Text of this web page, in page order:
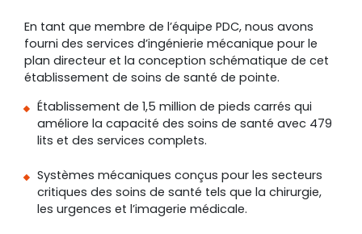
En tant que membre de l’équipe PDC, nous avons
fourni des services d’ingénierie mécanique pour le
plan directeur et la conception schématique de cet
établissement de soins de santé de pointe.
Établissement de 1,5 million de pieds carrés qui
améliore la capacité des soins de santé avec 479
lits et des services complets.
Systèmes mécaniques conçus pour les secteurs
critiques des soins de santé tels que la chirurgie,
les urgences et l’imagerie médicale.